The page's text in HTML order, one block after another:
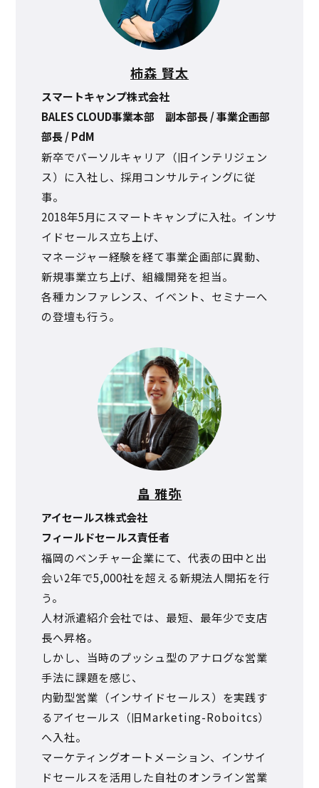
柿森 賢太
スマートキャンプ株式会社
BALES CLOUD事業本部 副本部長 / 事業企画部
部長 / PdM
新卒でパーソルキャリア（旧インテリジェン
ス）に入社し、採用コンサルティングに従
事。
2018年5月にスマートキャンプに入社。インサ
イドセールス立ち上げ、
マネージャー経験を経て事業企画部に異動、
新規事業立ち上げ、組織開発を担当。
各種カンファレンス、イベント、セミナーへ
の登壇も行う。
畠 雅弥
アイセールス株式会社
フィールドセールス責任者
福岡のベンチャー企業にて、代表の田中と出
会い2年で5,000社を超える新規法人開拓を行
う。
人材派遣紹介会社では、最短、最年少で支店
⻑へ昇格。
しかし、当時のプッシュ型のアナログな営業
手法に課題を感じ、
内勤型営業（インサイドセールス）を実践す
るアイセールス（旧Marketing-Roboitcs）
へ入社。
マーケティングオートメーション、インサイ
ドセールスを活用した自社のオンライン営業